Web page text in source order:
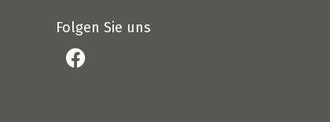
Folgen Sie uns